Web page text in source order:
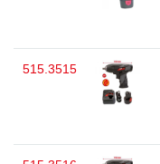
515.3515